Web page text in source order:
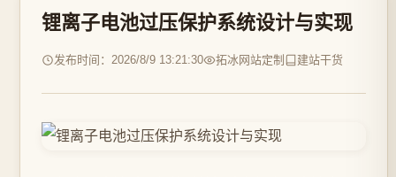
锂离子电池过压保护系统设计与实现
发布时间：2026/8/9 13:21:30 拓冰网站定制 建站干货